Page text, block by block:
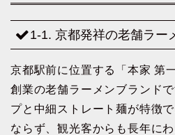
1-1. 京都発祥の老舗ラー
京都駅前に位置する「本家 第
創業の老舗ラーメンブランド
プと中細ストレート麺が特徴
ならず、観光客からも長年に